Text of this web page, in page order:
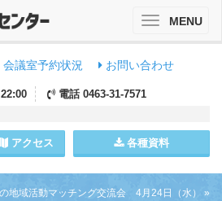
会議室予約状況 お問い合わせ
電話 0463-31-7571
アクセス 各種資料
ToggleMENU
地域活動マッチング交流会 4月24日（水）
»